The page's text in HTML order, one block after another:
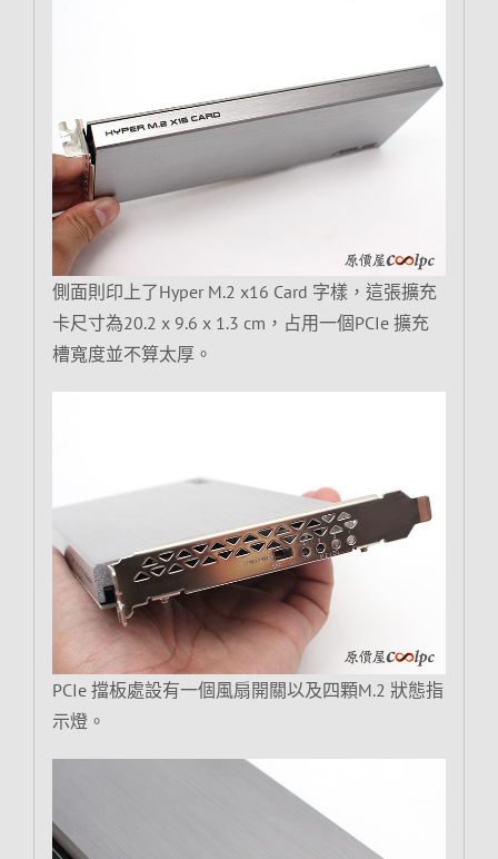
側面則印上了Hyper M.2 x16 Card 字樣，這張擴充
卡尺寸為20.2 x 9.6 x 1.3 cm，占用一個PCIe 擴充
槽寬度並不算太厚。
PCIe 擋板處設有一個風扇開關以及四顆M.2 狀態指
示燈。